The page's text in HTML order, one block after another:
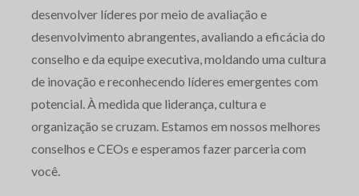
desenvolver líderes por meio de avaliação e
desenvolvimento abrangentes, avaliando a eficácia do
conselho e da equipe executiva, moldando uma cultura
de inovação e reconhecendo líderes emergentes com
potencial. À medida que liderança, cultura e
organização se cruzam. Estamos em nossos melhores
conselhos e CEOs e esperamos fazer parceria com
você.